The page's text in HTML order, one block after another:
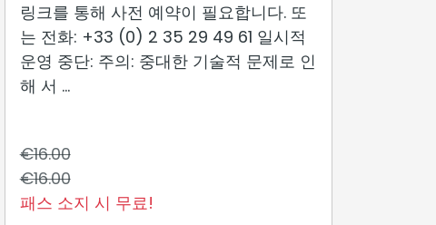
링크를 통해 사전 예약이 필요합니다. 또
는 전화: +33 (0) 2 35 29 49 61 일시적
운영 중단: 주의: 중대한 기술적 문제로 인
해 서 ...
€16.00
€16.00
패스 소지 시 무료!